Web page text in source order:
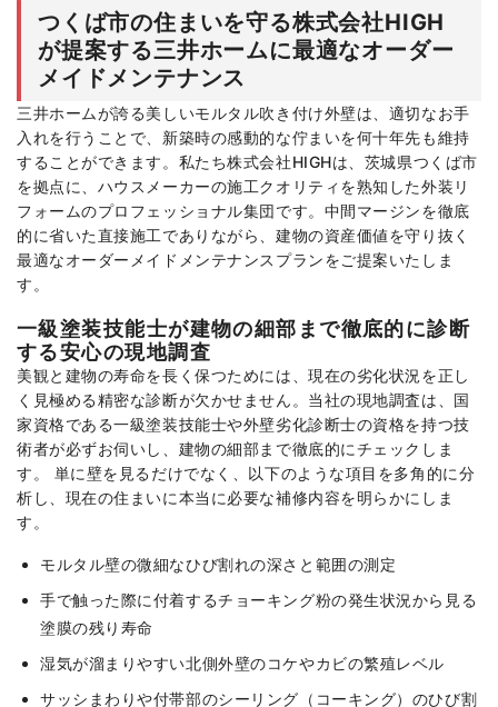
つくば市の住まいを守る株式会社HIGH
が提案する三井ホームに最適なオーダー
メイドメンテナンス
三井ホームが誇る美しいモルタル吹き付け外壁は、適切なお手
入れを行うことで、新築時の感動的な佇まいを何十年先も維持
することができます。私たち株式会社HIGHは、茨城県つくば市
を拠点に、ハウスメーカーの施工クオリティを熟知した外装リ
フォームのプロフェッショナル集団です。中間マージンを徹底
的に省いた直接施工でありながら、建物の資産価値を守り抜く
最適なオーダーメイドメンテナンスプランをご提案いたしま
す。
一級塗装技能士が建物の細部まで徹底的に診断
する安心の現地調査
美観と建物の寿命を長く保つためには、現在の劣化状況を正し
く見極める精密な診断が欠かせません。当社の現地調査は、国
家資格である一級塗装技能士や外壁劣化診断士の資格を持つ技
術者が必ずお伺いし、建物の細部まで徹底的にチェックしま
す。 単に壁を見るだけでなく、以下のような項目を多角的に分
析し、現在の住まいに本当に必要な補修内容を明らかにしま
す。
モルタル壁の微細なひび割れの深さと範囲の測定
手で触った際に付着するチョーキング粉の発生状況から見る
塗膜の残り寿命
湿気が溜まりやすい北側外壁のコケやカビの繁殖レベル
サッシまわりや付帯部のシーリング（コーキング）のひび割